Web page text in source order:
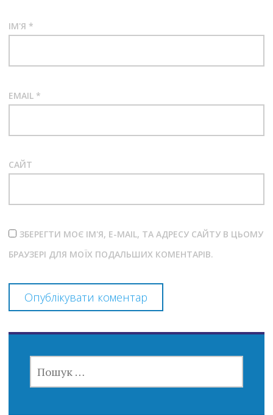
ІМ'Я *
EMAIL *
САЙТ
ЗБЕРЕГТИ МОЄ ІМ'Я, E-MAIL, ТА АДРЕСУ САЙТУ В ЦЬОМУ
БРАУЗЕРІ ДЛЯ МОЇХ ПОДАЛЬШИХ КОМЕНТАРІВ.